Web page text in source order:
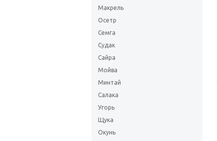
Макрель
Осетр
Семга
Судак
Сайра
Мойва
Минтай
Салака
Угорь
Щука
Окунь